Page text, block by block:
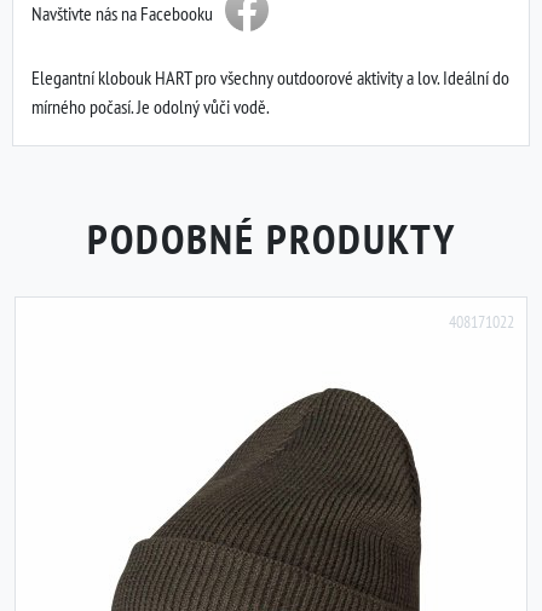
Navštivte nás na Facebooku
Elegantní klobouk HART pro všechny outdoorové aktivity a lov. Ideální do
mírného počasí. Je odolný vůči vodě.
PODOBNÉ PRODUKTY
408171022